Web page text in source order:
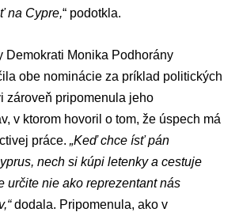
na Cypre,“ podotkla.
Demokrati Monika Podhorány
obe nominácie za príklad politických
zároveň pripomenula jeho
v ktorom hovoril o tom, že úspech má
práce. „Keď chce ísť pán
nech si kúpi letenky a cestuje
určite nie ako reprezentant nás
dodala. Pripomenula, ako v